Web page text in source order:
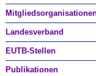
Landesverband
EUTB-Stellen
Publikationen